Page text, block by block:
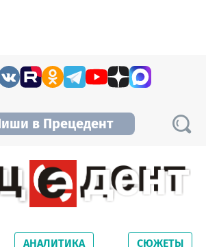
в Прецедент
области. Читайте свежие
АНАЛИТИКА СЮЖЕТЫ